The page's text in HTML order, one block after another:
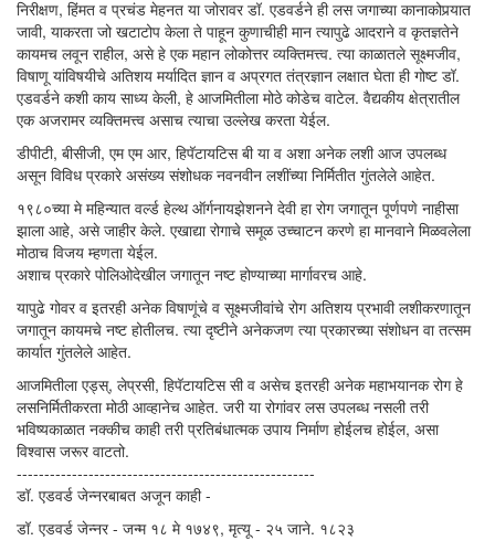
निरीक्षण, हिंमत व प्रचंड मेहनत या जोरावर डॉ. एडवर्डने ही लस जगाच्या कानाकोपर्‍यात
जावी, याकरता जो खटाटोप केला ते पाहून कुणाचीही मान त्यापुढे आदराने व कृतज्ञतेने
कायमच लवून राहील, असे हे एक महान लोकोत्तर व्यक्तिमत्त्व. त्या काळातले सूक्ष्मजीव,
विषाणू यांविषयीचे अतिशय मर्यादित ज्ञान व अप्रगत तंत्रज्ञान लक्षात घेता ही गोष्ट डॉ.
एडवर्डने कशी काय साध्य केली, हे आजमितीला मोठे कोडेच वाटेल. वैद्यकीय क्षेत्रातील
एक अजरामर व्यक्तिमत्त्व असाच त्याचा उल्लेख करता येईल.
डीपीटी, बीसीजी, एम एम आर, हिपॅटायटिस बी या व अशा अनेक लशी आज उपलब्ध
असून विविध प्रकारे असंख्य संशोधक नवनवीन लशींच्या निर्मितीत गुंतलेले आहेत.
१९८०च्या मे महिन्यात वर्ल्ड हेल्थ ऑर्गनायझेशनने देवी हा रोग जगातून पूर्णपणे नाहीसा
झाला आहे, असे जाहीर केले. एखाद्या रोगाचे समूळ उच्चाटन करणे हा मानवाने मिळवलेला
मोठाच विजय म्हणता येईल.
अशाच प्रकारे पोलिओदेखील जगातून नष्ट होण्याच्या मार्गावरच आहे.
यापुढे गोवर व इतरही अनेक विषाणूंचे व सूक्ष्मजीवांचे रोग अतिशय प्रभावी लशीकरणातून
जगातून कायमचे नष्ट होतीलच. त्या दृष्टीने अनेकजण त्या प्रकारच्या संशोधन वा तत्सम
कार्यात गुंतलेले आहेत.
आजमितीला एड्स्, लेप्रसी, हिपॅटायटिस सी व असेच इतरही अनेक महाभयानक रोग हे
लसनिर्मितीकरता मोठी आव्हानेच आहेत. जरी या रोगांवर लस उपलब्ध नसली तरी
भविष्यकाळात नक्कीच काही तरी प्रतिबंधात्मक उपाय निर्माण होईलच होईल, असा
विश्वास जरूर वाटतो.
------------------------------------------------------
डॉ. एडवर्ड जेन्नरबाबत अजून काही -
डॉ. एडवर्ड जेन्नर - जन्म १८ मे १७४९, मृत्यू - २५ जाने. १८२३